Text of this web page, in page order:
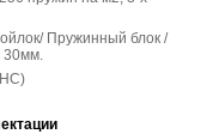
Пружинный блок /
30мм.